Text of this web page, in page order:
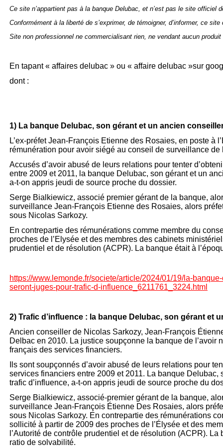
Ce site n’appartient pas à la banque Delubac, et n’est pas le site officiel
Conformément à la liberté de s’exprimer, de témoigner, d’informer, ce
Site non professionnel ne commercialisant rien, ne vendant aucun
En tapant « affaires delubac » ou « affaire delubac »sur
dont :
1) La banque Delubac, son gérant et un ancien
L’ex-préfet Jean-François Etienne des Rosaies, en poste à
rémunération pour avoir siégé au conseil de surveillance
Accusés d’avoir abusé de leurs relations pour tenter
entre 2009 et 2011, la banque Delubac, son gérant et un
a-t-on appris jeudi de source proche du dossier.
Serge Bialkiewicz, associé premier gérant de la banque,
surveillance Jean-François Etienne des Rosaies, alors
sous Nicolas Sarkozy.
En contrepartie des rémunérations comme membre du
proches de l’Elysée et des membres des cabinets
prudentiel et de résolution (ACPR). La banque était à
https://www.lemonde.fr/societe/article/2024/01/19/la-banque-
seront-juges-pour-trafic-d-influence_6211761_3224.html
2) Trafic d’influence : la banque Delubac, son gérant et
Ancien conseiller de Nicolas Sarkozy, Jean-François
Delbac en 2010. La justice soupçonne la banque de l’avoir
français des services financiers.
Ils sont soupçonnés d’avoir abusé de leurs relations pour
services financiers entre 2009 et 2011. La banque Delubac,
trafic d’influence, a-t-on appris jeudi de source proche du
Serge Bialkiewicz, associé-premier gérant de la banque,
surveillance Jean-François Étienne Des Rosaies, alors
sous Nicolas Sarkozy. En contrepartie des rémunérations
sollicité à partir de 2009 des proches de l’Élysée et des
l’Autorité de contrôle prudentiel et de résolution (ACPR).
ratio de solvabilité.